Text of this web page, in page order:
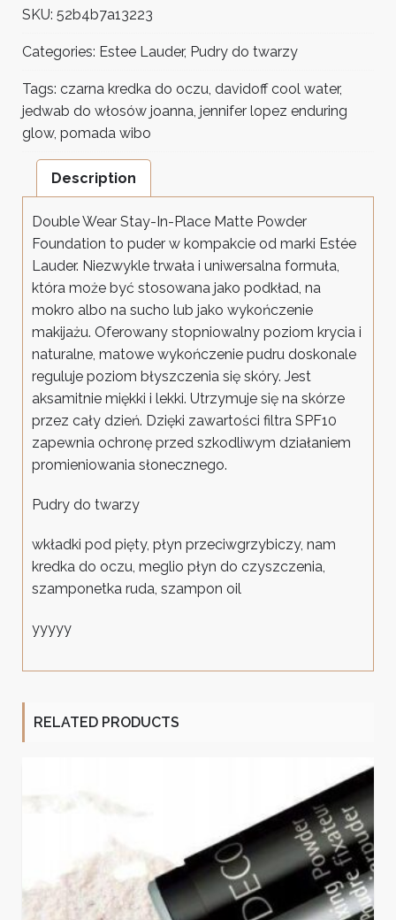
SKU: 52b4b7a13223
Categories: Estee Lauder, Pudry do twarzy
Tags: czarna kredka do oczu, davidoff cool water,
jedwab do włosów joanna, jennifer lopez enduring
glow, pomada wibo
Description
Double Wear Stay-In-Place Matte Powder
Foundation to puder w kompakcie od marki Estée
Lauder. Niezwykle trwała i uniwersalna formuła,
która może być stosowana jako podkład, na
mokro albo na sucho lub jako wykończenie
makijażu. Oferowany stopniowalny poziom krycia i
naturalne, matowe wykończenie pudru doskonale
reguluje poziom błyszczenia się skóry. Jest
aksamitnie miękki i lekki. Utrzymuje się na skórze
przez cały dzień. Dzięki zawartości filtra SPF10
zapewnia ochronę przed szkodliwym działaniem
promieniowania słonecznego.
Pudry do twarzy
wkładki pod pięty, płyn przeciwgrzybiczy, nam
kredka do oczu, meglio płyn do czyszczenia,
szamponetka ruda, szampon oil
yyyyy
RELATED PRODUCTS